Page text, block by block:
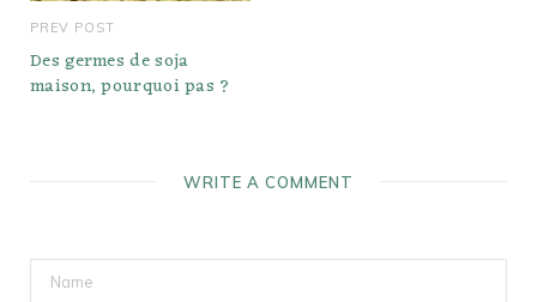
PREV POST
Des germes de soja
maison, pourquoi pas ?
WRITE A COMMENT